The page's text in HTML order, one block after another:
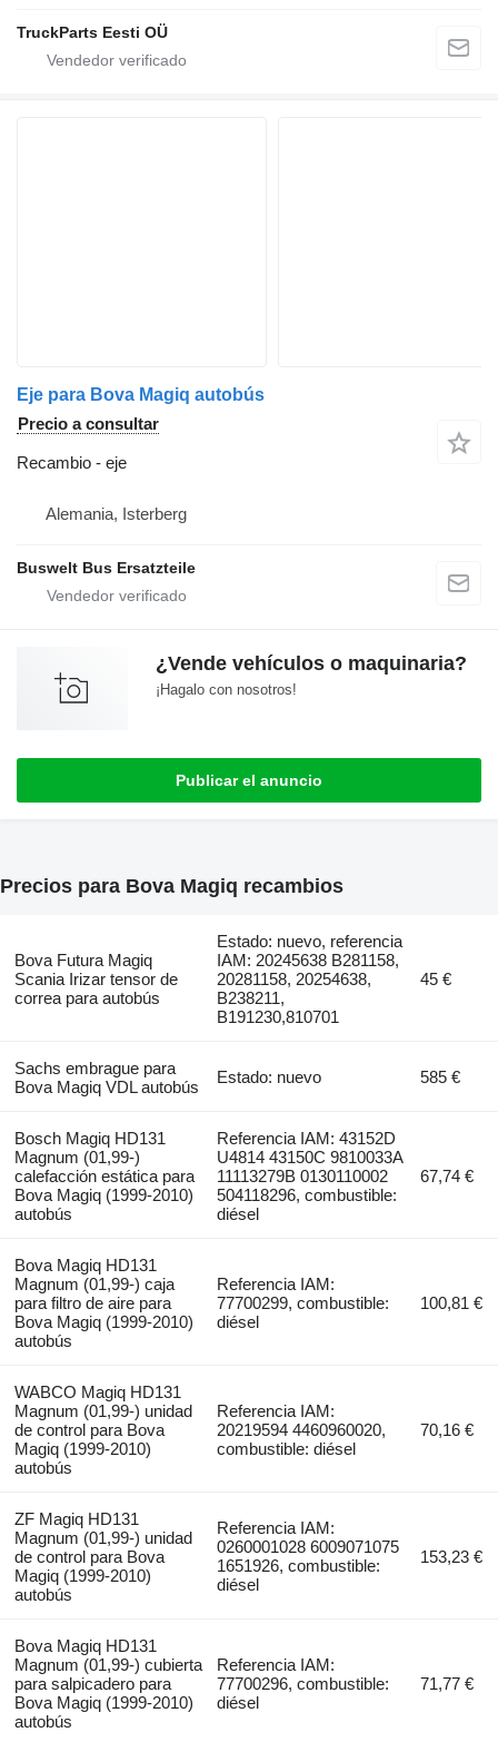
TruckParts Eesti OÜ
Eje para Bova Magiq autobús
Precio a consultar
Recambio - eje
Alemania, Isterberg
Buswelt Bus Ersatzteile
¿Vende vehículos o maquinaria?
¡Hagalo con nosotros!
Publicar el anuncio
Precios para Bova Magiq recambios
Bova Futura Magiq
Scania Irizar tensor de
correa para autobús
Estado: nuevo, referencia
IAM: 20245638 B281158,
20281158, 20254638,
B238211,
B191230,810701
45 €
Sachs embrague para
Bova Magiq VDL autobús
Estado: nuevo 585 €
Bosch Magiq HD131
Magnum (01,99-)
calefacción estática para
Bova Magiq (1999-2010)
autobús
Referencia IAM: 43152D
U4814 43150C 9810033A
11113279B 0130110002
504118296, combustible:
diésel
67,74 €
Bova Magiq HD131
Magnum (01,99-) caja
para filtro de aire para
Bova Magiq (1999-2010)
autobús
Referencia IAM:
77700299, combustible:
diésel
100,81 €
WABCO Magiq HD131
Magnum (01,99-) unidad
de control para Bova
Magiq (1999-2010)
autobús
Referencia IAM:
20219594 4460960020,
combustible: diésel
70,16 €
ZF Magiq HD131
Magnum (01,99-) unidad
de control para Bova
Magiq (1999-2010)
autobús
Referencia IAM:
0260001028 6009071075
1651926, combustible:
diésel
153,23 €
Bova Magiq HD131
Magnum (01,99-) cubierta
para salpicadero para
Bova Magiq (1999-2010)
autobús
Referencia IAM:
77700296, combustible:
diésel
71,77 €